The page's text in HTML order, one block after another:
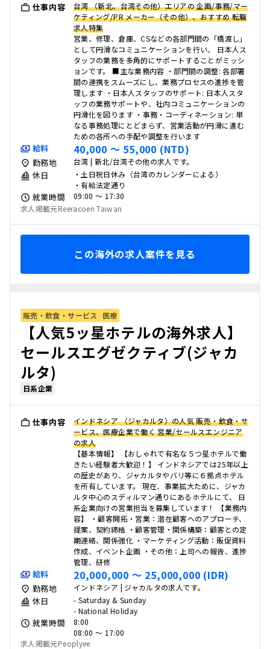
仕事内容
台湾 （新北、台湾その他）エリアの 企画/事務/マー
ケティング/PR メーカー（その他）、おすすめ 転職
求人特集
営業、修理、倉庫、CSなどの各部門間の「橋渡し」
として円滑なコミュニケーションを行い、 日本人ス
タッフの業務を多角的にサポートすることがミッシ
ョンです。 ■主な業務内容 ・部門間の調整: 各部署
間の連携をスムーズにし、業務プロセスの進捗を管
理します ・日本人スタッフのサポート: 日本人スタ
ッフの業務サポートや、社内コミュニケーションの
円滑化を図ります ・事務・コーディネーション: 単
なる事務処理にとどまらず、営業活動が円滑に進む
ための各所への手配や調整を行います
給料 40,000 〜 55,000 (NTD)
勤務地 台湾 | 新北/台湾その他の求人です。
休日
・土日祝日休み（台湾のカレンダーによる）
・有給法定通り
就業時間
09:00 〜 17:30
求人掲載元Reeracoen Taiwan
この海外の求人案件を見る
販売・飲食・サービス 医療
【人気5ッ星ホテルの海外求人】
セールスエグゼクティブ(ジャカ
ルタ)
日系企業
仕事内容
インドネシア （ジャカルタ）の人気 販売・飲食・サ
ービス、医療企業で働く 営業/セールスエンジニア
の求人
【基本情報】 【おしゃれで有名な５つ星ホテルで働
きたい経験者大歓迎！】 インドネシアでは25年以上
の歴史があり、ジャカルタやバリ等に６拠点ホテル
を所有しています。 現在、事業拡大ために、ジャカ
ルタ中心のスディルマン通りにあるホテルにて、 日
系企業向けの営業担当を募集しています！ 【業務内
容】 ・顧客開拓・営業：潜在顧客へのアプローチ、
提案、契約締結 ・顧客管理・関係構築：顧客との定
期連絡、関係強化 ・マーケティング活動：販促資料
作成、イベント企画 ・その他：上司への報告、進捗
管理、研修
給料 20,000,000 〜 25,000,000 (IDR)
勤務地 インドネシア | ジャカルタの求人です。
休日
- Saturday & Sunday
- National Holiday
就業時間
8:00
08:00 〜 17:00
求人掲載元Peoplyee